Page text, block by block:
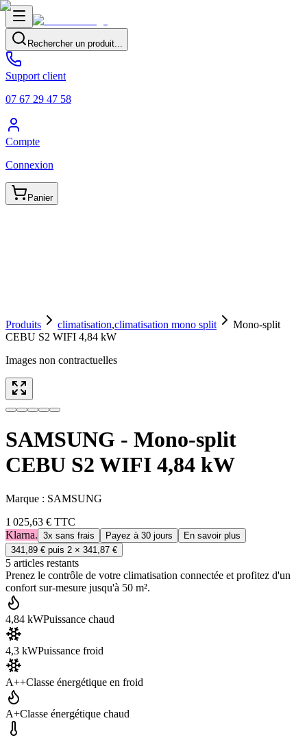
Rechercher un produit...
Support client
07 67 29 47 58
Compte
Connexion
Panier
Produits climatisation,climatisation mono split
Mono-split
CEBU S2 WIFI 4,84 kW
Images non contractuelles
SAMSUNG - Mono-split
CEBU S2 WIFI 4,84 kW
Marque : SAMSUNG
1 025,63 € TTC
Klarna. 3x sans frais Payez à 30 jours
En savoir plus
341,89 € puis 2 × 341,87 €
5 articles restants
Prenez le contrôle de votre climatisation connectée et profitez d'un
confort sur-mesure jusqu'à 50 m².
4,84 kWPuissance chaud
4,3 kWPuissance froid
A++Classe énergétique en froid
A+Classe énergétique chaud